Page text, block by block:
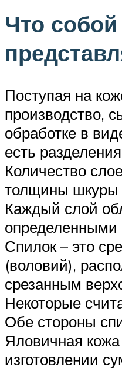
Что собой
Поступая на
производство,
обработке в
есть
Количество
толщины шкуры
Каждый слой
определенными
Спилок – это
(воловий),
срезанным
Некоторые
Обе стороны
Яловичная кожа
изготовлении